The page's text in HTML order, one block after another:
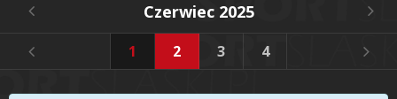
Czerwiec 2025
1 2 3 4